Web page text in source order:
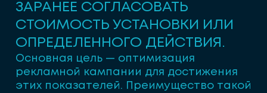
ЗАРАНЕЕ СОГЛАСОВАТЬ
СТОИМОСТЬ УСТАНОВКИ ИЛИ
ОПРЕДЕЛЕННОГО ДЕЙСТВИЯ.
Основная цель — оптимизация
рекламной кампании для достижения
этих показателей. Преимущество такой